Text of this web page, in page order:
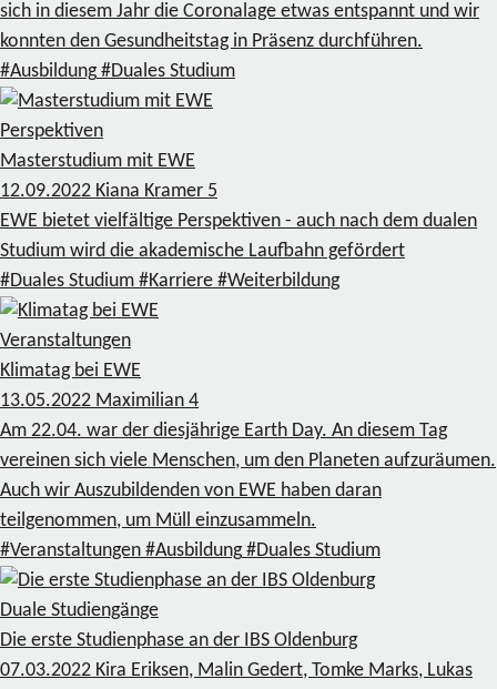
sich in diesem Jahr die Coronalage etwas entspannt und wir
konnten den Gesundheitstag in Präsenz durchführen.
#Ausbildung #Duales Studium
Perspektiven
Masterstudium mit EWE
12.09.2022 Kiana Kramer 5
EWE bietet vielfältige Perspektiven - auch nach dem dualen
Studium wird die akademische Laufbahn gefördert
#Duales Studium #Karriere #Weiterbildung
Veranstaltungen
Klimatag bei EWE
13.05.2022 Maximilian 4
Am 22.04. war der diesjährige Earth Day. An diesem Tag
vereinen sich viele Menschen, um den Planeten aufzuräumen.
Auch wir Auszubildenden von EWE haben daran
teilgenommen, um Müll einzusammeln.
#Veranstaltungen #Ausbildung #Duales Studium
Duale Studiengänge
Die erste Studienphase an der IBS Oldenburg
07.03.2022 Kira Eriksen, Malin Gedert, Tomke Marks, Lukas